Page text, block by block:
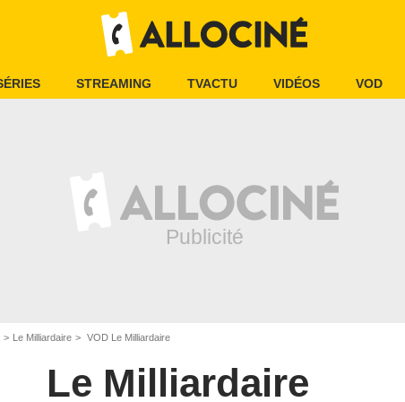
STREAMING TVACTU VIDÉOS VOD
Le Milliardaire VOD Le Milliardaire
Le Milliardaire